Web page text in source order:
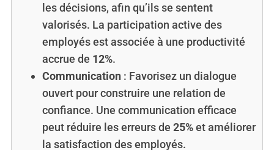
les décisions, afin qu’ils se sentent
valorisés. La participation active des
employés est associée à une productivité
accrue de 12%.
Communication: Favorisez un dialogue
ouvert pour construire une relation de
confiance. Une communication efficace
peut réduire les erreurs de 25%et améliorer
la satisfaction des employés.